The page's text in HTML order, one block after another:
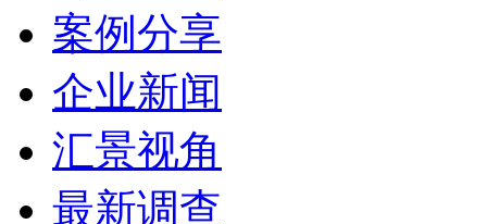
案例分享
企业新闻
汇景视角
最新调查